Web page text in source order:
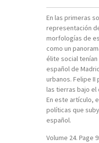
En las primeras
representación
morfologías de
como un
élite social
español de
urbanos. Felipe
las tierras bajo el
En este artículo,
políticas que
español.
Volume 24. Page